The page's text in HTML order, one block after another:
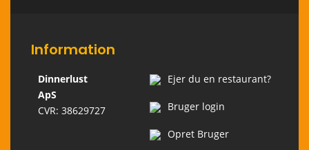
Information
Dinnerlust
ApS
CVR: 38629727
Ejer du en restaurant?
Bruger login
Opret Bruger